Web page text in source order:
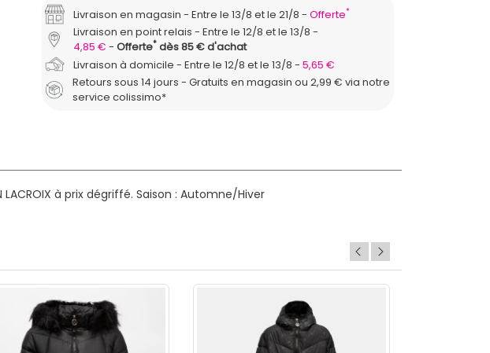
Livraison en magasin Entre le 13/8 et le 21/8 Offerte*
Livraison en point relais
Entre le 12/8 et le 13/8
4,85 €
Offerte*dès 85 € d'achat
Livraison à domicile
Entre le 12/8 et le 13/8
5,65 €
Retours sous 14 jours - Gratuits en magasin ou 2,99 € via notre
service colissimo*
à prix dégriffé. Saison : Automne/Hiver